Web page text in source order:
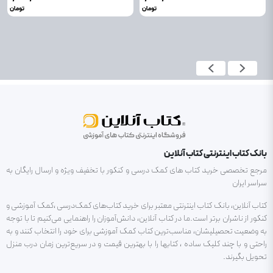
تومان تومان
بانک کتاب اینترنتی کتاب آنلاین
مرجع تخصصی خرید کتاب های کمک درسی و کنکور با تخفیف ویژه و ارسال رایگان به
سراسر ایران
کتاب آنلاین، بانک کتاب اینترنتی معتبر برای خرید کتاب‌های کمک‌درسی ،کمک آموزشی و
کنکور از ناشران برتر است.ما در کتاب آنلاین، دانش‌آموزان را راهنمایی می‌کنیم تا با توجه
به وضعیت تحصیلیشان، مناسب‌ترین کتاب کمک آموزشی برای خود را انتخاب کنند و به
راحتی و با چند کلیک ساده ، کتابها را با بهترین قیمت و در سریع‌ترین زمان درب منزل
تحویل بگیرند.